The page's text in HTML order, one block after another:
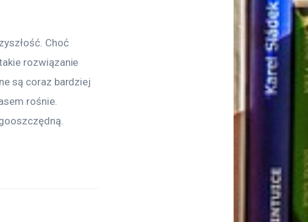
Choć
rozwiązanie
są coraz bardziej
rośnie.